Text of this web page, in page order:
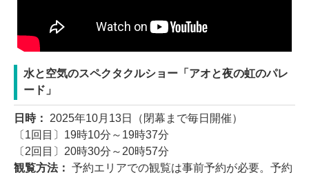
水と空気のスペクタクルショー「アオと夜の虹のパレ
ード」
日時： 2025年10月13日（閉幕まで毎日開催）
〔1回目〕19時10分～19時37分
〔2回目〕20時30分～20時57分
観覧方法： 予約エリアでの観覧は事前予約が必要。予約